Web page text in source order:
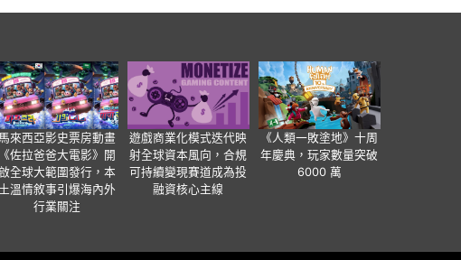
馬來西亞影史票房動畫
《佐拉爸爸大電影》開
啟全球大範圍發行，本
土溫情敘事引爆海內外
行業關注
遊戲商業化模式迭代映
射全球資本風向，合規
可持續變現賽道成為投
融資核心主線
《人類一敗塗地》十周
年慶典，玩家數量突破
6000 萬